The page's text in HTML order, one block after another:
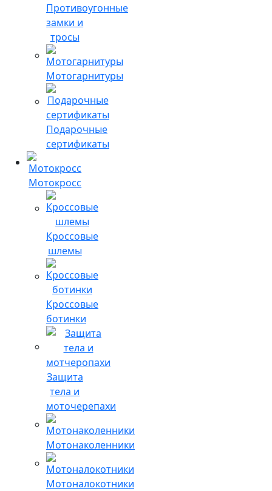
Противоугонные
замки и
тросы
Мотогарнитуры
Подарочные
сертификаты
Мотокросс
Кроссовые
шлемы
Кроссовые
ботинки
Защита
тела и
моточерепахи
Мотонаколенники
Мотоналокотники